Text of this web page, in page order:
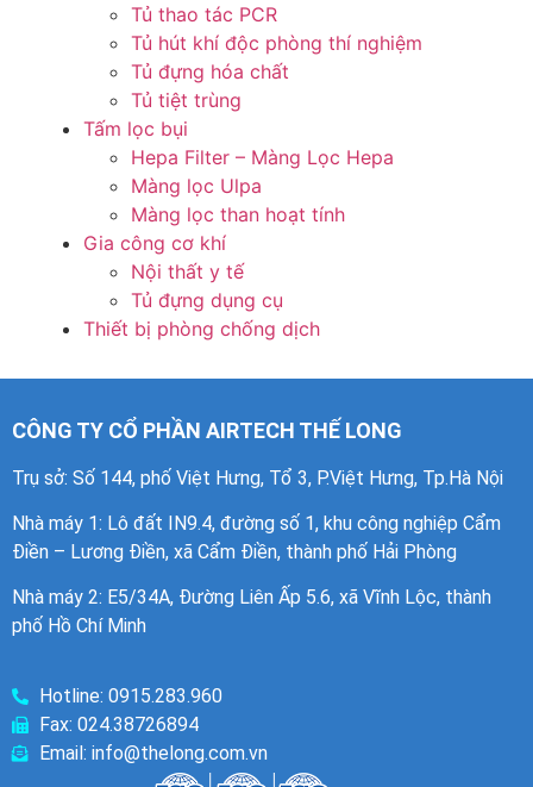
Tủ thao tác PCR
Tủ hút khí độc phòng thí nghiệm
Tủ đựng hóa chất
Tủ tiệt trùng
Tấm lọc bụi
Hepa Filter – Màng Lọc Hepa
Màng lọc Ulpa
Màng lọc than hoạt tính
Gia công cơ khí
Nội thất y tế
Tủ đựng dụng cụ
Thiết bị phòng chống dịch
CÔNG TY CỔ PHẦN AIRTECH THẾ LONG
Trụ sở: Số 144, phố Việt Hưng, Tổ 3, P.Việt Hưng, Tp.Hà Nội
Nhà máy 1: Lô đất IN9.4, đường số 1, khu công nghiệp Cẩm
Điền – Lương Điền, xã Cẩm Điền, thành phố Hải Phòng
Nhà máy 2: E5/34A, Đường Liên Ấp 5.6, xã Vĩnh Lộc, thành
phố Hồ Chí Minh
Hotline: 0915.283.960
Fax: 024.38726894
Email: info@thelong.com.vn